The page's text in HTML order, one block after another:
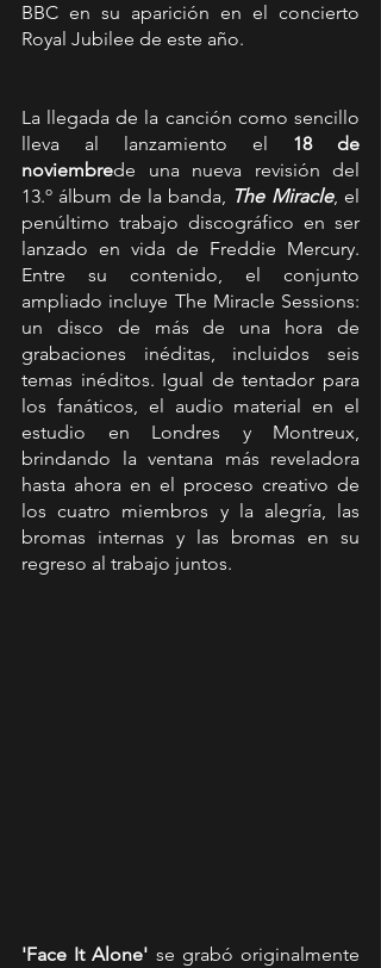
BBC en su aparición en el concierto
Royal Jubilee de este año.
La llegada de la canción como sencillo
lleva al lanzamiento el 18 de
noviembrede una nueva revisión del
13.º álbum de la banda, The Miracle, el
penúltimo trabajo discográfico en ser
lanzado en vida de Freddie Mercury.
Entre su contenido, el conjunto
ampliado incluye The Miracle Sessions:
un disco de más de una hora de
grabaciones inéditas, incluidos seis
temas inéditos. Igual de tentador para
los fanáticos, el audio material en el
estudio en Londres y Montreux,
brindando la ventana más reveladora
hasta ahora en el proceso creativo de
los cuatro miembros y la alegría, las
bromas internas y las bromas en su
regreso al trabajo juntos.
'Face It Alone' se grabó originalmente